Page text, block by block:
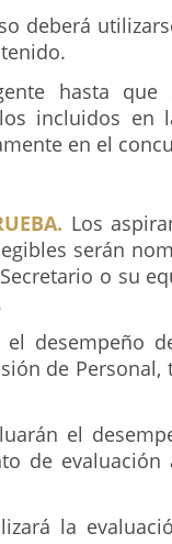
deberá
hasta
incluidos en
en el
Los
serán
o su
desempeño
de Personal,
el
de
la